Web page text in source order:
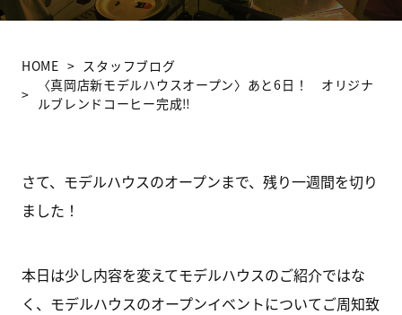
HOME
スタッフブログ
〈真岡店新モデルハウスオープン〉あと6日！ オリジナ
ルブレンドコーヒー完成‼
さて、モデルハウスのオープンまで、残り一週間を切り
ました！
本日は少し内容を変えてモデルハウスのご紹介ではな
く、モデルハウスのオープンイベントについてご周知致